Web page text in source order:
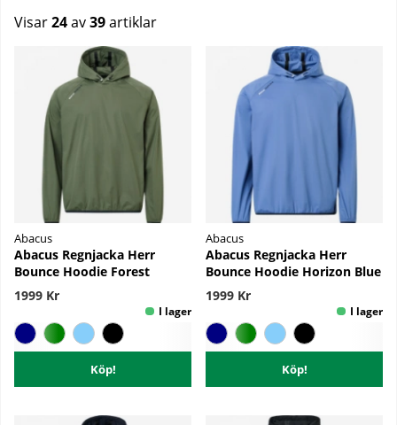
Visar24av39artiklar
Produkter
Abacus
Abacus Regnjacka Herr
Bounce Hoodie Forest
1999 Kr
Köp!
Abacus
Abacus Regnjacka Herr
Bounce Hoodie Horizon Blue
1999 Kr
Köp!